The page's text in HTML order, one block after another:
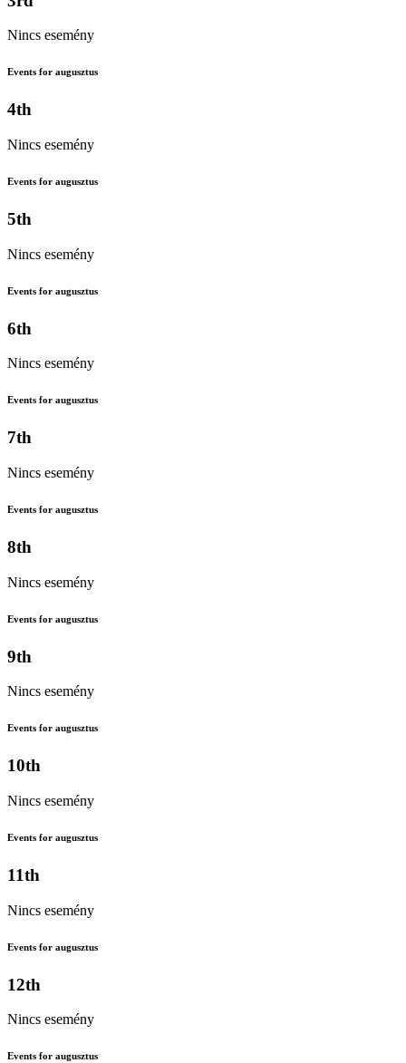
Nincs esemény
Events for augusztus
4th
Nincs esemény
Events for augusztus
5th
Nincs esemény
Events for augusztus
6th
Nincs esemény
Events for augusztus
7th
Nincs esemény
Events for augusztus
8th
Nincs esemény
Events for augusztus
9th
Nincs esemény
Events for augusztus
10th
Nincs esemény
Events for augusztus
11th
Nincs esemény
Events for augusztus
12th
Nincs esemény
Events for augusztus